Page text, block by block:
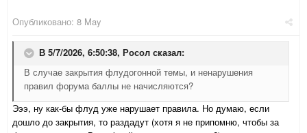
Опубликовано: 8 May
В 5/7/2026, 6:50:38, Росол сказал:
В случае закрытия флудогонной темы, и ненарушения
правил форума баллы не начисляются?
Эээ, ну как-бы флуд уже нарушает правила. Но думаю, если
дошло до закрытия, то раздадут (хотя я не припомню, чтобы за